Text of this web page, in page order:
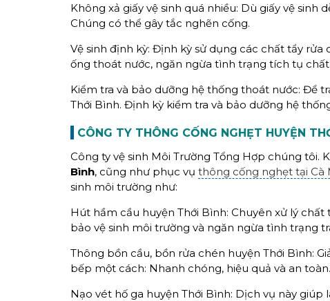
Không xả giấy vệ sinh quá nhiều: Dù giấy vệ
Chúng có thể gây tắc nghẽn cống.
Vệ sinh định kỳ: Định kỳ sử dụng các chất tẩy
ống thoát nước, ngăn ngừa tình trạng tích tụ
Kiểm tra và bảo dưỡng hệ thống thoát nước: Để
Thới Bình. Định kỳ kiểm tra và bảo dưỡng hệ
CÔNG TY THÔNG CỐNG NGHẸT HUYỆN
Công ty vệ sinh Môi Trường Tổng Hợp chúng tôi.
Bình, cũng như phục vụ thông cống nghẹt tại Cà
sinh môi trường như:
Hút hầm cầu huyện Thới Bình: Chuyên xử lý
bảo vệ sinh môi trường và ngăn ngừa tình trạng
Thông bồn cầu, bồn rửa chén huyện Thới Bình:
bếp một cách: Nhanh chóng, hiệu quả và an toàn.
Nạo vét hố ga huyện Thới Bình: Dịch vụ này